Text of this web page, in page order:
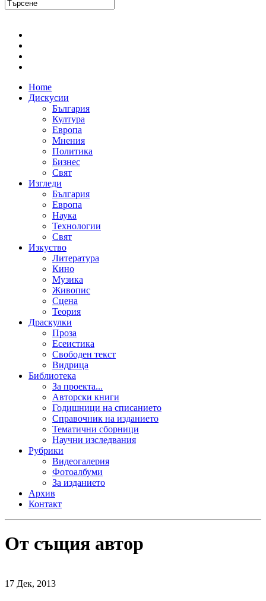
Home
Дискусии
България
Култура
Европа
Мнения
Политика
Бизнес
Свят
Изгледи
България
Европа
Наука
Технологии
Свят
Изкуство
Литература
Кино
Музика
Живопис
Сцена
Теория
Драскулки
Проза
Есеистика
Свободен текст
Видрица
Библиотека
За проекта...
Авторски книги
Годишници на списанието
Справочник на изданието
Тематични сборници
Научни изследвания
Рубрики
Видеогалерия
Фотоалбуми
За изданието
Архив
Контакт
От същия автор
17 Дек, 2013